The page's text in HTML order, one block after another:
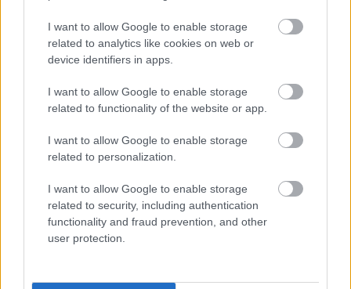
I want to allow Google to enable storage
related to analytics like cookies on web or
device identifiers in apps.
I want to allow Google to enable storage
related to functionality of the website or app.
I want to allow Google to enable storage
related to personalization.
I want to allow Google to enable storage
related to security, including authentication
functionality and fraud prevention, and other
user protection.
Hmm…
Megtekintés az X-en
Itt állíthatod be, hogy a Racingline
cikkeit az elsők között lásd a Google
keresőjében.